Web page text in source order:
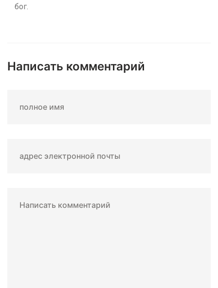
бог.
Написать комментарий
полное имя
адрес электронной почты
Написать комментарий